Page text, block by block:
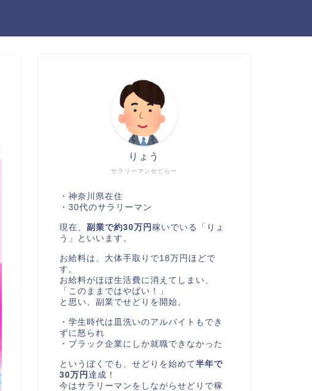
サラリーマンせどらー
りょう
・神奈川県在住
・30代のサラリーマン
現在、 副業で約30万円 稼いでいる「りょ
う」といいます。
お給料は、大体手取りで18万円ほどで
す。
お給料がほぼ生活費に消えてしまい、
「このままではやばい！」
と思い、副業でせどりを開始。
・学生時代は皿洗いのアルバイトもでき
ずに怒られ
・ブラック企業にしか就職できなかった
というぼくでも、せどりを始めて 半年で
30万円 達成！
今はサラリーマンをしながらせどりで稼